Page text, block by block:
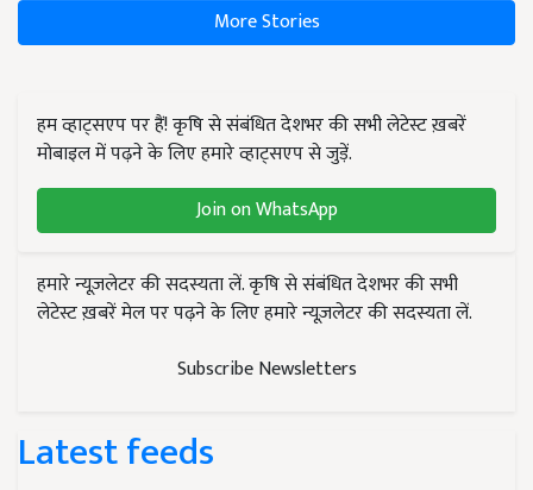
More Stories
हम व्हाट्सएप पर हैं! कृषि से संबंधित देशभर की सभी लेटेस्ट ख़बरें
मोबाइल में पढ़ने के लिए हमारे व्हाट्सएप से जुड़ें.
Join on WhatsApp
हमारे न्यूज़लेटर की सदस्यता लें. कृषि से संबंधित देशभर की सभी
लेटेस्ट ख़बरें मेल पर पढ़ने के लिए हमारे न्यूज़लेटर की सदस्यता लें.
Subscribe Newsletters
Latest feeds